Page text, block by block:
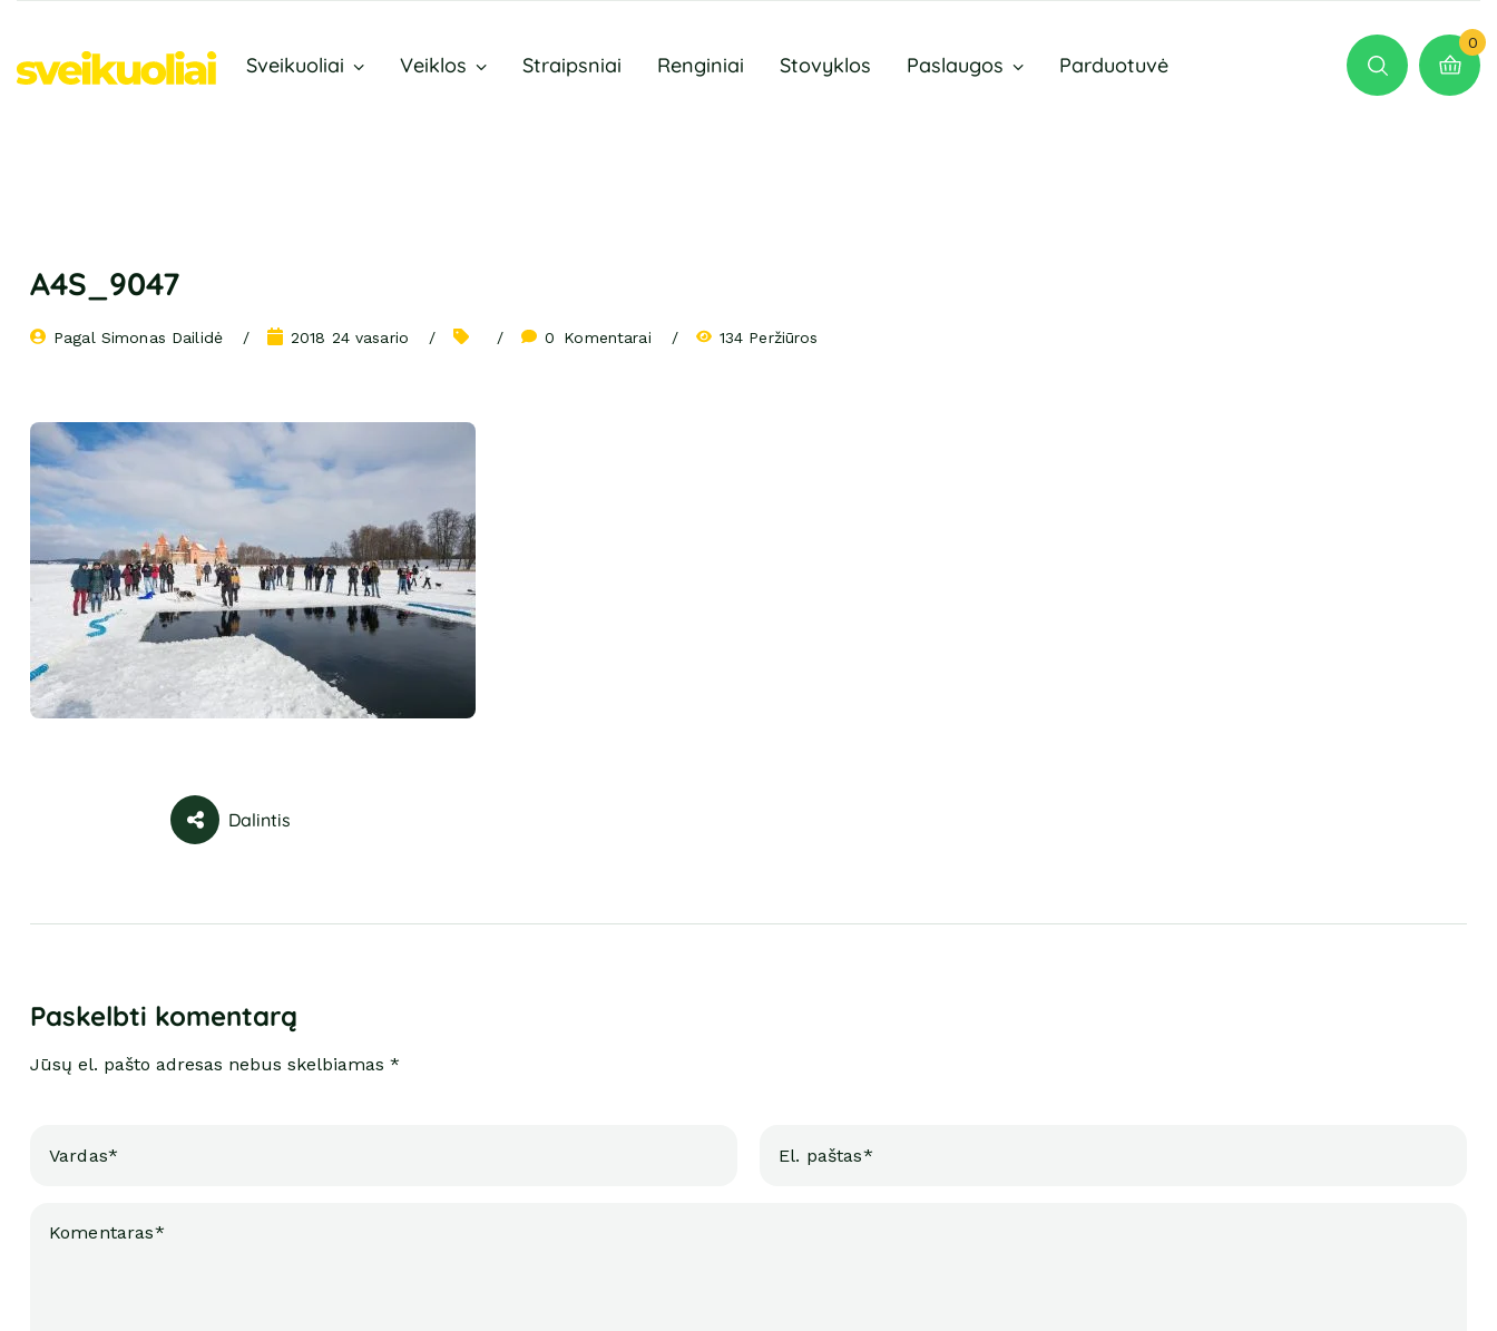
Sveikuoliai Veiklos Straipsniai Renginiai Stovyklos Paslaugos Parduotuvė
0
A4S_9047
Pagal Simonas Dailidė 2018 24 vasario 0 Komentarai 134 Peržiūros
Dalintis
Paskelbti komentarą
Jūsų el. pašto adresas nebus skelbiamas *